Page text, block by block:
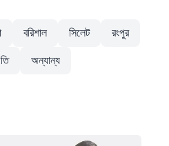
বরিশাল সিলেট রংপুর
অন্যান্য